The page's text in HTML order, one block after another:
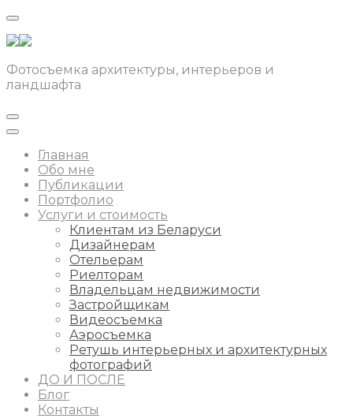
Фотосъемка архитектуры, интерьеров и
ландшафта
Главная
Обо мне
Публикации
Портфолио
Услуги и стоимость
Клиентам из Беларуси
Дизайнерам
Отельерам
Риелторам
Владельцам недвижимости
Застройщикам
Видеосъемка
Аэросъемка
Ретушь интерьерных и архитектурных
фотографий
ДО И ПОСЛЕ
Блог
Контакты